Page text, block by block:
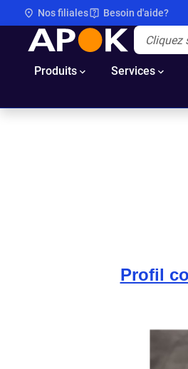
Nos filiales Besoin d'aide?
APOK
Produits Services
Profil